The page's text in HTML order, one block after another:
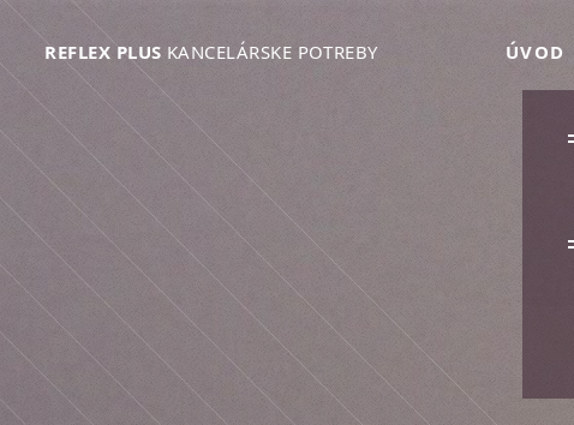
REFLEX PLUS KANCELÁRSKE POTREBY ÚVOD